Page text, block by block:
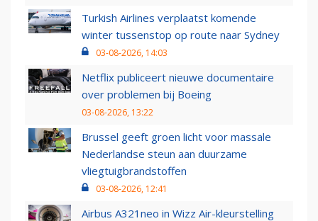
Turkish Airlines verplaatst komende
winter tussenstop op route naar Sydney
03-08-2026, 14:03
Netflix publiceert nieuwe documentaire
over problemen bij Boeing
03-08-2026, 13:22
Brussel geeft groen licht voor massale
Nederlandse steun aan duurzame
vliegtuigbrandstoffen
03-08-2026, 12:41
Airbus A321neo in Wizz Air-kleurstelling